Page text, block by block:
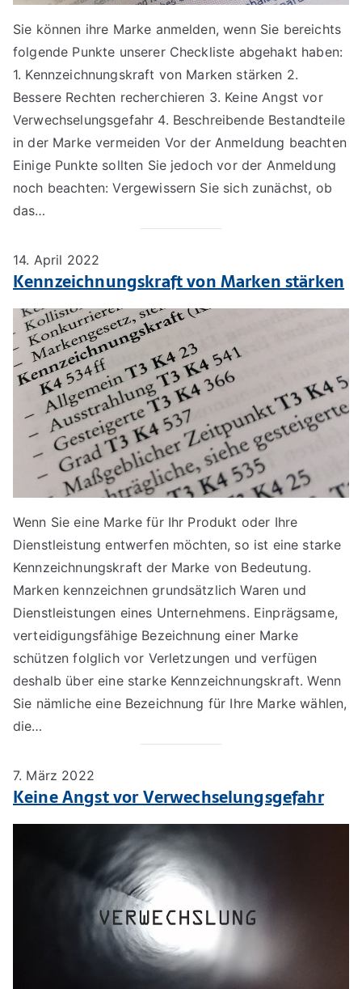
Sie können ihre Marke anmelden, wenn Sie bereichts
folgende Punkte unserer Checkliste abgehakt haben:
1. Kennzeichnungskraft von Marken stärken 2.
Bessere Rechten recherchieren 3. Keine Angst vor
Verwechselungsgefahr 4. Beschreibende Bestandteile
in der Marke vermeiden Vor der Anmeldung beachten
Einige Punkte sollten Sie jedoch vor der Anmeldung
noch beachten: Vergewissern Sie sich zunächst, ob
das…
14. April 2022
Kennzeichnungskraft von Marken stärken
Wenn Sie eine Marke für Ihr Produkt oder Ihre
Dienstleistung entwerfen möchten, so ist eine starke
Kennzeichnungskraft der Marke von Bedeutung.
Marken kennzeichnen grundsätzlich Waren und
Dienstleistungen eines Unternehmens. Einprägsame,
verteidigungsfähige Bezeichnung einer Marke
schützen folglich vor Verletzungen und verfügen
deshalb über eine starke Kennzeichnungskraft. Wenn
Sie nämliche eine Bezeichnung für Ihre Marke wählen,
die…
7. März 2022
Keine Angst vor Verwechselungsgefahr